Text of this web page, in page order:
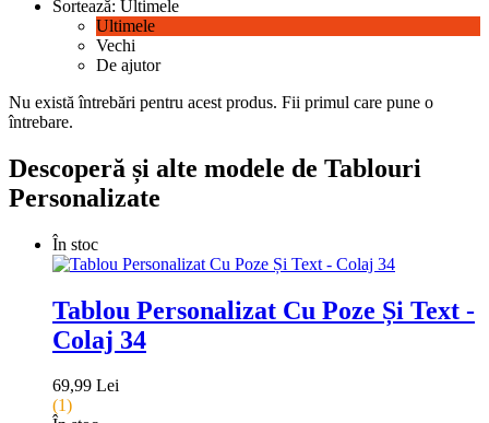
Sortează: Ultimele
Ultimele
Vechi
De ajutor
Nu există întrebări pentru acest produs. Fii primul care pune o
întrebare.
Descoperă și alte modele de Tablouri
Personalizate
În stoc
Tablou Personalizat Cu Poze Și Text -
Colaj 34
69,99 Lei
(1)